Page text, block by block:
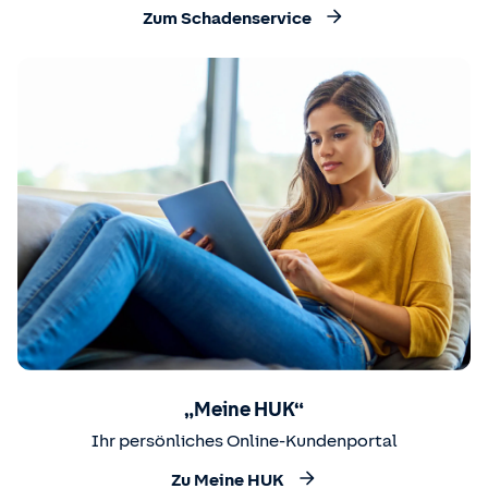
Zum Schadenservice
„Meine HUK“
Ihr persönliches Online-Kundenportal
Zu Meine HUK